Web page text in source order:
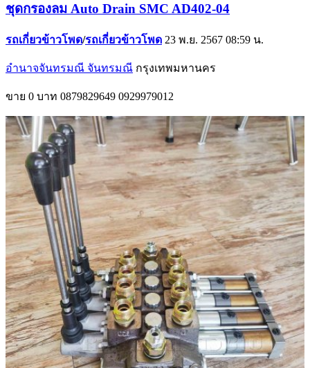
ชุดกรองลม Auto Drain SMC AD402-04
รถเกี่ยวข้าวโพด/รถเกี่ยวข้าวโพด 23 พ.ย. 2567 08:59 น.
อำนาจจันทรมณี จันทรมณี กรุงเทพมหานคร
ขาย 0 บาท 0879829649 0929979012